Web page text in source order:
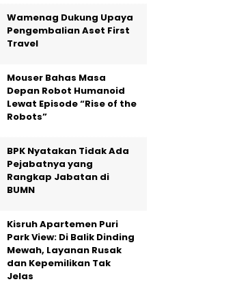
Wamenag Dukung Upaya
Pengembalian Aset First
Travel
Mouser Bahas Masa
Depan Robot Humanoid
Lewat Episode “Rise of the
Robots”
BPK Nyatakan Tidak Ada
Pejabatnya yang
Rangkap Jabatan di
BUMN
Kisruh Apartemen Puri
Park View: Di Balik Dinding
Mewah, Layanan Rusak
dan Kepemilikan Tak
Jelas